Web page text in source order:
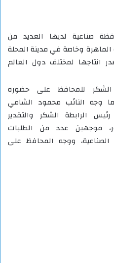
صناعية لديها العديد من
وخاصة في مدينة المحلة
انتاجها لمختلف دول العالم
للمحافظ على حضوره
وجه النائب محمود الشامي
الرابطة الشكر والتقدير
موجهين عدد من الطلبات
الصناعية، ووجه المحافظ على